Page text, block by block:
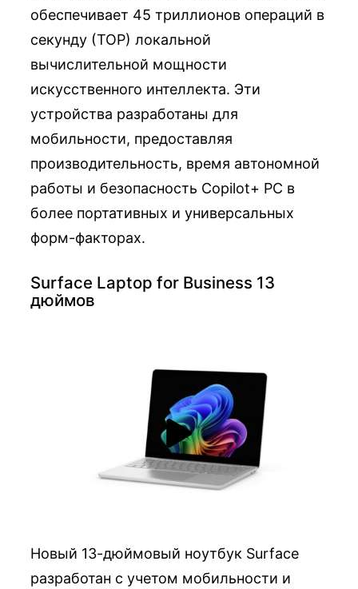
обеспечивает 45 триллионов операций в
секунду (ТОР) локальной
вычислительной мощности
искусственного интеллекта. Эти
устройства разработаны для
мобильности, предоставляя
производительность, время автономной
работы и безопасность Copilot+ PC в
более портативных и универсальных
форм-факторах.
Surface Laptop for Business 13
дюймов
Новый 13-дюймовый ноутбук Surface
разработан с учетом мобильности и